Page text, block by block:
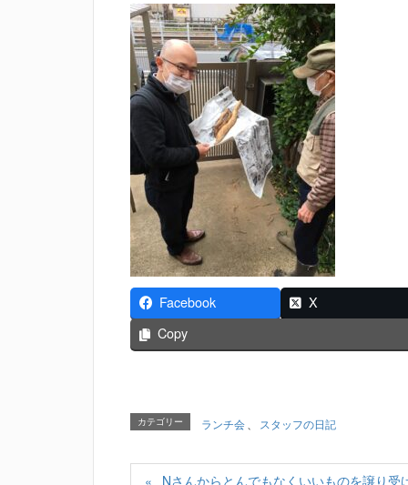
Facebook
X
Copy
カテゴリー ランチ会 スタッフの日記
Nさんからとんでもなくいいものを譲り受